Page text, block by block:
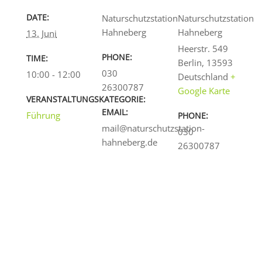
DATE:
13. Juni
TIME:
10:00 - 12:00
VERANSTALTUNGSKATEGORIE:
Führung
Naturschutzstation
Hahneberg
PHONE:
030
26300787
EMAIL:
mail@naturschutzstation-
hahneberg.de
Naturschutzstation
Hahneberg
Heerstr. 549
Berlin, 13593
Deutschland +
Google Karte
PHONE:
030
26300787